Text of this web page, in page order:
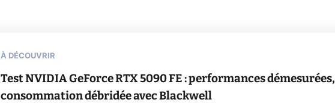
À DÉCOUVRIR
Test NVIDIA GeForce RTX 5090 FE : performances démesurées,
consommation débridée avec Blackwell